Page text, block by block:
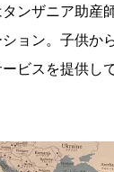
ンザニア助産
ョン。子供か
ビスを提供し